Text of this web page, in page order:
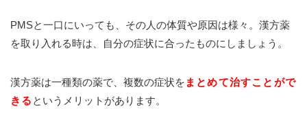
PMSと一口にいっても、その人の体質や原因は様々。漢方薬
を取り入れる時は、自分の症状に合ったものにしましょう。
漢方薬は一種類の薬で、複数の症状を まとめて治すことがで
きる というメリットがあります。